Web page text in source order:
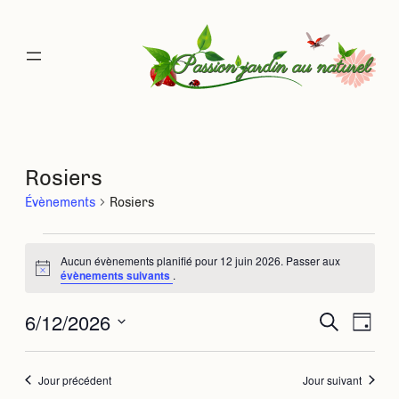
Rosiers
Évènements Rosiers
Évènements
12
juin
Notice
Aucun évènements planifié pour 12 juin 2026. Passer aux
évènements suivants .
et
Recherche
de
Jour
6/12/2026
date.
Jour précédent Jour suivant